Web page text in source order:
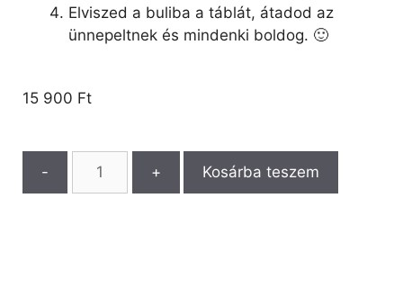
Elviszed a buliba a táblát, átadod az
ünnepeltnek és mindenki boldog. 🙂
15 900 Ft
- + Kosárba teszem